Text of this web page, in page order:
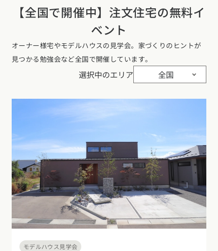
【全国で開催中】注文住宅の無料イ
ベント
オーナー様宅やモデルハウスの見学会。家づくりのヒントが
見つかる勉強会など全国で開催しています。
選択中のエリア 全国
モデルハウス見学会